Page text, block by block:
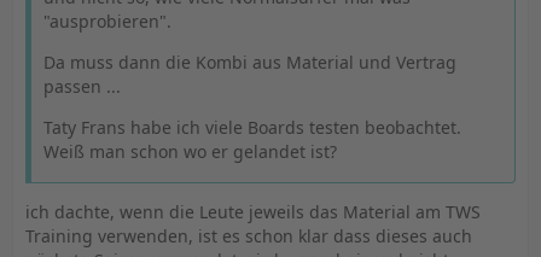
"ausprobieren".
Da muss dann die Kombi aus Material und Vertrag
passen ...
Taty Frans habe ich viele Boards testen beobachtet.
Weiß man schon wo er gelandet ist?
ich dachte, wenn die Leute jeweils das Material am TWS
Training verwenden, ist es schon klar dass dieses auch